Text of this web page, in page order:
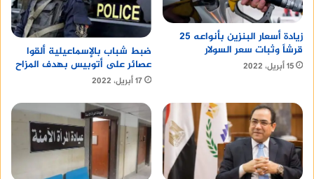
نظام بانر في جامعة الملك فيصل
نظام “بانر” هو منصة إلكترونية متكاملة تقدمها
الجامعة لإدارة العمليات الأكاديمية والإدارية بكفاءة
زيادة أسعار البنزين بأنواعه 25
قرشاً وثبات سعر السولار
15 أبريل، 2022
ضبط شباب بالإسماعيلية ألقوا
عصائر على أتوبيس بهدف المزاح
17 أبريل، 2022